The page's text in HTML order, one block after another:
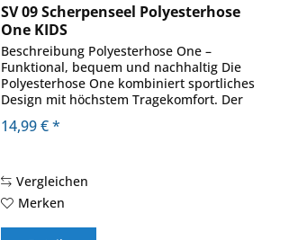
SV 09 Scherpenseel Polyesterhose
One KIDS
Beschreibung Polyesterhose One –
Funktional, bequem und nachhaltig Die
Polyesterhose One kombiniert sportliches
Design mit höchstem Tragekomfort. Der
Ripp sorgt für eine perfekte Passform
14,99 € *
Vergleichen
Merken